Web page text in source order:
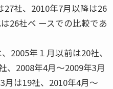
27社、2010年7月以降は26
26社ベ ースでの比較であ
2005年１月以前は20社、
、2008年4月〜2009年3月
月は19社、2010年4月〜